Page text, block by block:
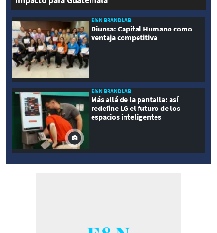
E&N BRANDLAB
Diunsa: Capital Humano como
ventaja competitiva
E&N BRANDLAB
Más allá de la pantalla: así
redefine LG el futuro de los
espacios inteligentes